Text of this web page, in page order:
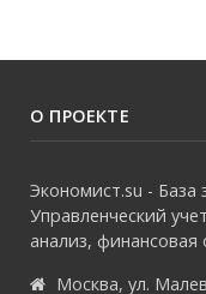
О ПРОЕКТЕ
Экономист.su - База
Управленческий
анализ, финансовая
Москва, ул.